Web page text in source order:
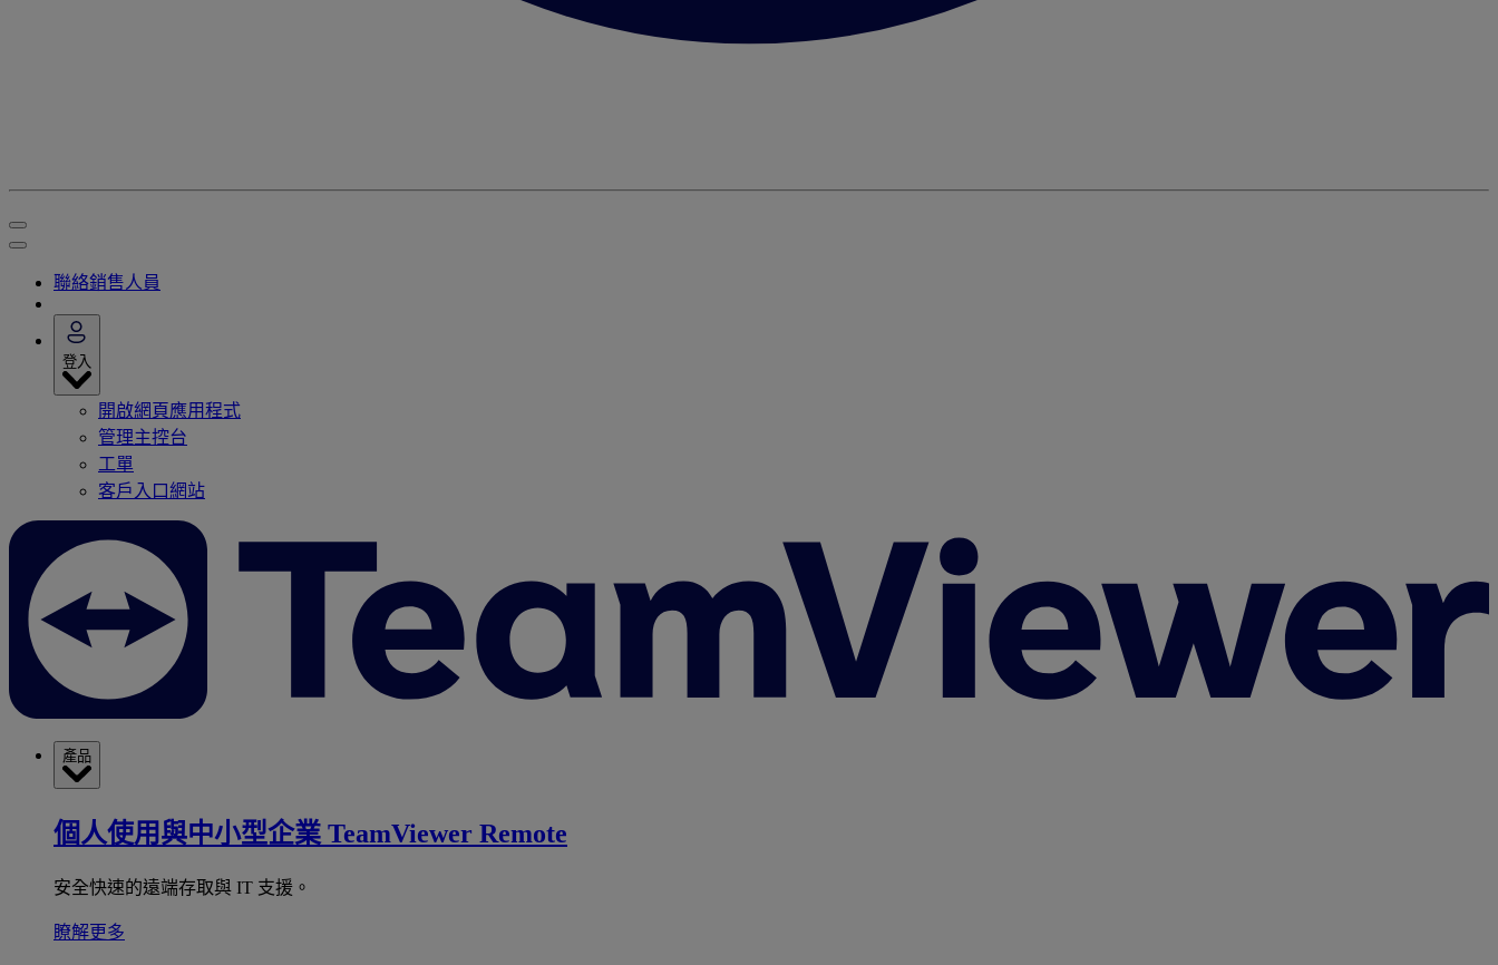
聯絡銷售人員
登入
開啟網頁應用程式
管理主控台
工單
客戶入口網站
產品
個人使用與中小型企業 TeamViewer Remote
安全快速的遠端存取與 IT 支援。
瞭解更多